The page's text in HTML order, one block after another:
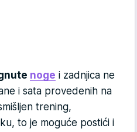
noge i zadnjica ne
i sata provedenih na
trening,
to je moguće postići i